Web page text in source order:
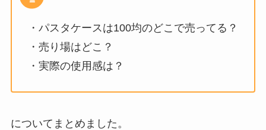
・パスタケースは100均のどこで売ってる？
・売り場はどこ？
・実際の使用感は？
についてまとめました。